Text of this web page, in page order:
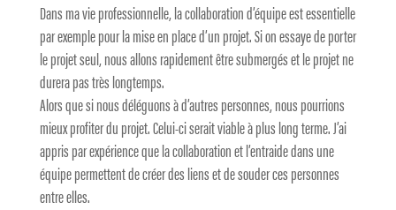
Dans ma vie professionnelle, la collaboration d’équipe est essentielle
par exemple pour la mise en place d’un projet. Si on essaye de porter
le projet seul, nous allons rapidement être submergés et le projet ne
durera pas très longtemps.
Alors que si nous déléguons à d’autres personnes, nous pourrions
mieux profiter du projet. Celui-ci serait viable à plus long terme. J’ai
appris par expérience que la collaboration et l’entraide dans une
équipe permettent de créer des liens et de souder ces personnes
entre elles.